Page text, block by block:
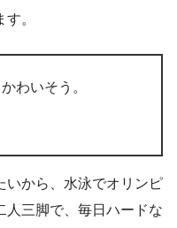
。
わいそう。
いから、水泳でオリンピ
人三脚で、毎日ハードな